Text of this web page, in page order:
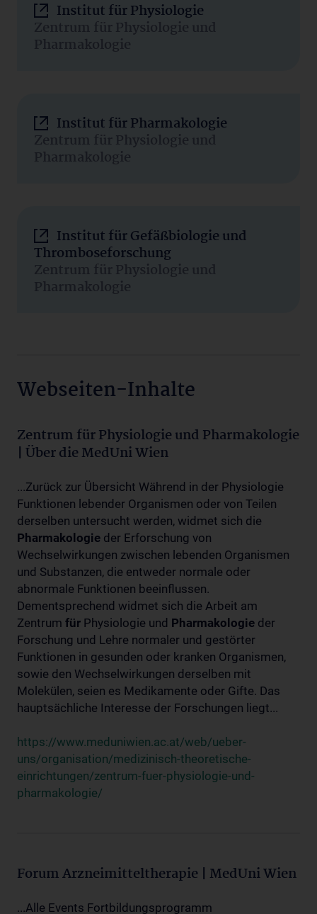
Institut für Physiologie
Zentrum für Physiologie und
Pharmakologie
Institut für Pharmakologie
Zentrum für Physiologie und
Pharmakologie
Institut für Gefäßbiologie und
Thromboseforschung
Zentrum für Physiologie und
Pharmakologie
Webseiten-Inhalte
Zentrum für Physiologie und Pharmakologie
| Über die MedUni Wien
...Zurück zur Übersicht Während in der Physiologie
Funktionen lebender Organismen oder von Teilen
derselben untersucht werden, widmet sich die
Pharmakologie der Erforschung von
Wechselwirkungen zwischen lebenden Organismen
und Substanzen, die entweder normale oder
abnormale Funktionen beeinflussen.
Dementsprechend widmet sich die Arbeit am
Zentrum für Physiologie und Pharmakologie der
Forschung und Lehre normaler und gestörter
Funktionen in gesunden oder kranken Organismen,
sowie den Wechselwirkungen derselben mit
Molekülen, seien es Medikamente oder Gifte. Das
hauptsächliche Interesse der Forschungen liegt...
https://www.meduniwien.ac.at/web/ueber-
uns/organisation/medizinisch-theoretische-
einrichtungen/zentrum-fuer-physiologie-und-
pharmakologie/
Forum Arzneimitteltherapie | MedUni Wien
...Alle Events Fortbildungsprogramm